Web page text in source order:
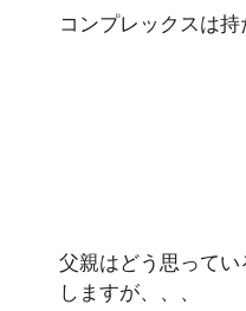
コンプレックスは持
父親はどう思って
しますが、、、